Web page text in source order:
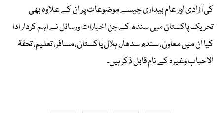
کی آزادی اور عام بیداری جیسے موضوعات پر ان کے علاوہ بھی
تحریک پاکستان میں سندھ کے جن اخبارات ورسائل نے اہم کردار ادا
کیا ان میں معاون، سندھ سدھار، ہلال پاکستان، مسافر، تعلیم، تحفۃ
الاحباب وغیرہ کے نام قابل ذکر ہیں۔